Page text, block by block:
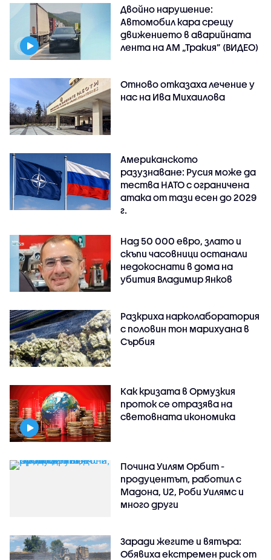
Двойно нарушение:
Автомобил кара срещу
движението в аварийната
лента на АМ „Тракия” (ВИДЕО)
Отново отказаха лечение у
нас на Ива Михаилова
Американското
разузнаване: Русия може да
тества НАТО с ограничена
атака от тази есен до 2029
г.
Над 50 000 евро, злато и
скъпи часовници останали
недокоснати в дома на
убития Владимир Янков
Разкриха нарколаборатория
с половин тон марихуана в
Сърбия
Как кризата в Ормузкия
проток се отразява на
световната икономика
Почина Уилям Орбит -
продуцентът, работил с
Мадона, U2, Роби Уилямс и
много други
Заради жегите и вятъра:
Обявиха екстремен риск от